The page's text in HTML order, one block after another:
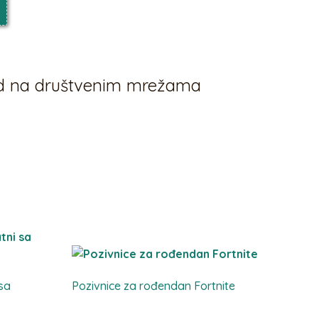
na društvenim mrežama
Pozivnice za rođendan Fortnite